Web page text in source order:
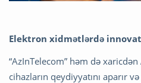
Elektron xidmətlərdə
“AzInTelecom” həm də
cihazların qeydiyyatını aparır